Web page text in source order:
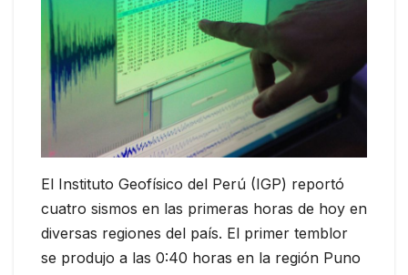
El Instituto Geofísico del Perú (IGP) reportó
cuatro sismos en las primeras horas de hoy en
diversas regiones del país. El primer temblor
se produjo a las 0:40 horas en la región Puno